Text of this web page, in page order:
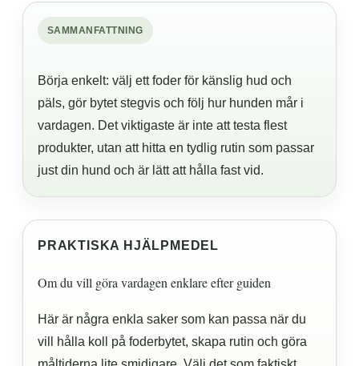
SAMMANFATTNING
Börja enkelt: välj ett foder för känslig hud och
päls, gör bytet stegvis och följ hur hunden mår i
vardagen. Det viktigaste är inte att testa flest
produkter, utan att hitta en tydlig rutin som passar
just din hund och är lätt att hålla fast vid.
PRAKTISKA HJÄLPMEDEL
Om du vill göra vardagen enklare efter guiden
Här är några enkla saker som kan passa när du
vill hålla koll på foderbytet, skapa rutin och göra